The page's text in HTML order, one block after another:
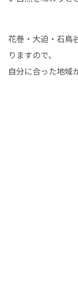
花巻・大迫・石鳥
りますので、
自分に合った地域